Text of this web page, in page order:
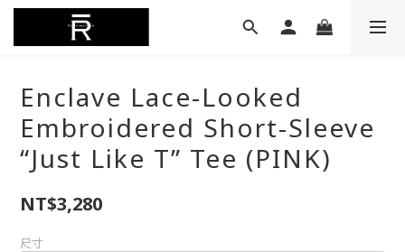
Enclave Lace-Looked
Embroidered Short-Sleeve
“Just Like T” Tee (PINK)
NT$3,280
尺寸